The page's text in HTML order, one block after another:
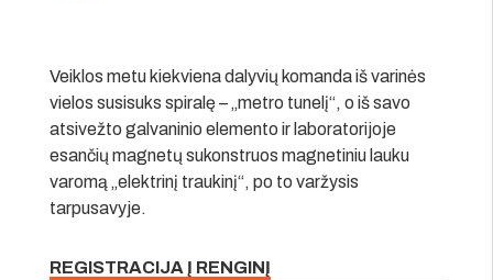
Veiklos metu kiekviena dalyvių komanda iš varinės
vielos susisuks spiralę – „metro tunelį“, o iš savo
atsivežto galvaninio elemento ir laboratorijoje
esančių magnetų sukonstruos magnetiniu lauku
varomą „elektrinį traukinį“, po to varžysis
tarpusavyje.
REGISTRACIJA Į RENGINĮ